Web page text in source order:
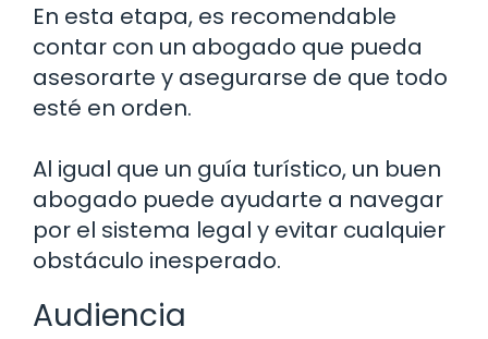
En esta etapa, es recomendable
contar con un abogado que pueda
asesorarte y asegurarse de que todo
esté en orden.
Al igual que un guía turístico, un buen
abogado puede ayudarte a navegar
por el sistema legal y evitar cualquier
obstáculo inesperado.
Audiencia